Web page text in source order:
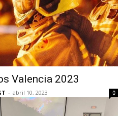
Valencia 2023
- abril 10, 2023 0